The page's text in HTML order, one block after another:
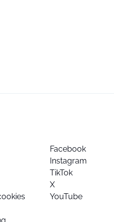
Facebook
Instagram
TikTok
X
YouTube